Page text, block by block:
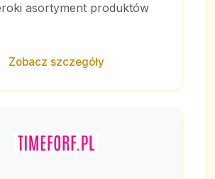
asortyment produktów
Zobacz szczegóły